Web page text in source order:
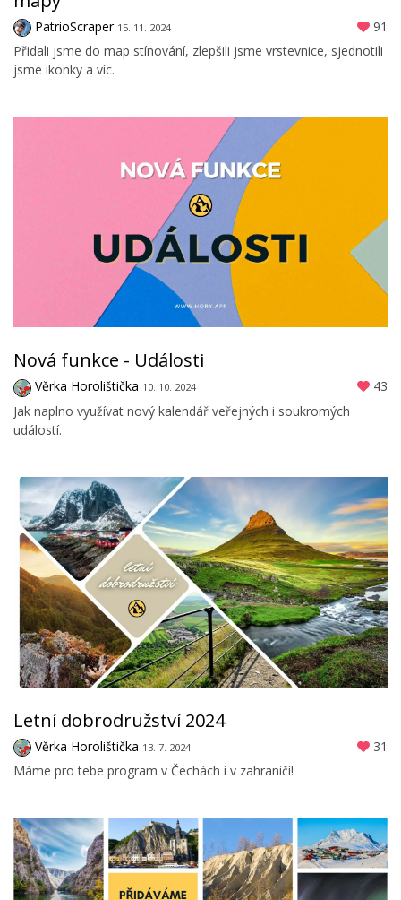
PatrioScraper 15. 11. 2024
91
Přidali jsme do map stínování, zlepšili jsme vrstevnice, sjednotili
jsme ikonky a víc.
Nová funkce - Události
Věrka Horolištička 10. 10. 2024
43
Jak naplno využívat nový kalendář veřejných i soukromých
událostí.
Letní dobrodružství 2024
Věrka Horolištička 13. 7. 2024
31
Máme pro tebe program v Čechách i v zahraničí!